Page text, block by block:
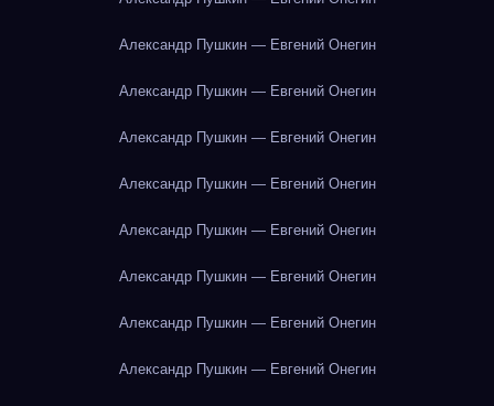
Александр Пушкин — Евгений Онегин
Александр Пушкин — Евгений Онегин
Александр Пушкин — Евгений Онегин
Александр Пушкин — Евгений Онегин
Александр Пушкин — Евгений Онегин
Александр Пушкин — Евгений Онегин
Александр Пушкин — Евгений Онегин
Александр Пушкин — Евгений Онегин